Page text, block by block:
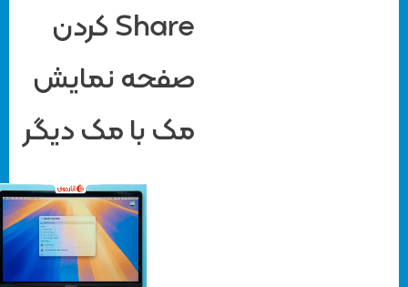
Share کردن
صفحه نمایش
مک با مک دیگر